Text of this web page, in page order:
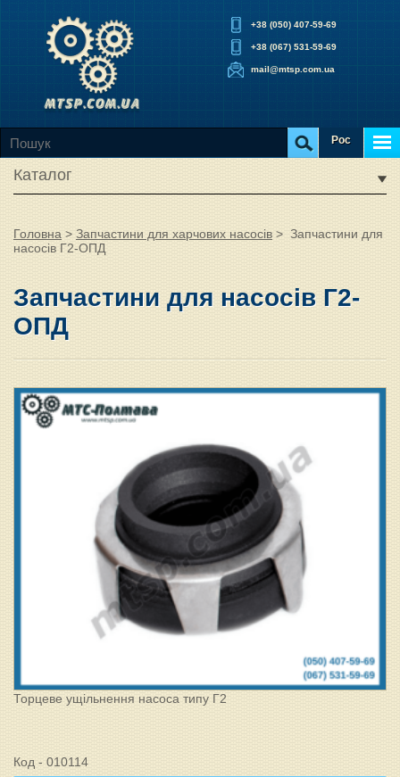
+38 (050) 407-59-69
+38 (067) 531-59-69
mail@mtsp.com.ua
Рос
Каталог
Головна > Запчастини для харчових насосів > Запчастини для
насосів Г2-ОПД
Запчастини для насосів Г2-
ОПД
Торцеве ущільнення насоса типу Г2
Код - 010114